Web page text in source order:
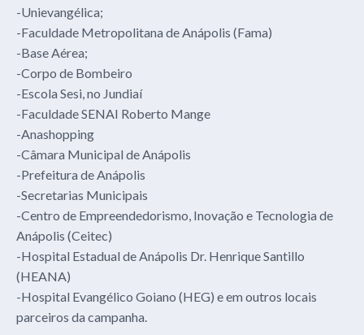
-Unievangélica;
-Faculdade Metropolitana de Anápolis (Fama)
-Base Aérea;
-Corpo de Bombeiro
-Escola Sesi, no Jundiaí
-Faculdade SENAI Roberto Mange
-Anashopping
-Câmara Municipal de Anápolis
-Prefeitura de Anápolis
-Secretarias Municipais
-Centro de Empreendedorismo, Inovação e Tecnologia de
Anápolis (Ceitec)
-Hospital Estadual de Anápolis Dr. Henrique Santillo
(HEANA)
-Hospital Evangélico Goiano (HEG) e em outros locais
parceiros da campanha.